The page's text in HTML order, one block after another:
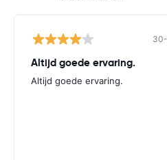
Altijd goede ervaring.
Altijd goede ervaring.